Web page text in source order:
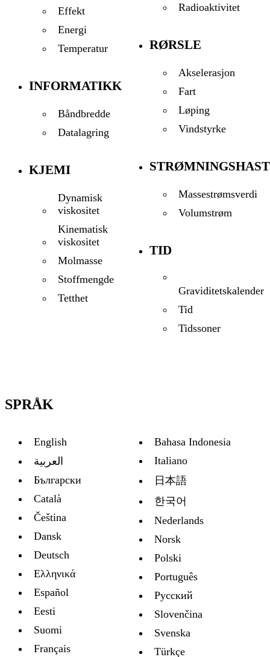
Effekt
Energi
Temperatur
INFORMATIKK
Båndbredde
Datalagring
KJEMI
Dynamisk
viskositet
Kinematisk
viskositet
Molmasse
Stoffmengde
Tetthet
Radioaktivitet
RØRSLE
Akselerasjon
Fart
Løping
Vindstyrke
Massestrømsverdi
Volumstrøm
TID
Graviditetskalender
Tid
Tidssoner
SPRÅK
English
العربية
Български
Català
Čeština
Dansk
Deutsch
Ελληνικά
Español
Eesti
Suomi
Français
Bahasa Indonesia
Italiano
日本語
한국어
Nederlands
Norsk
Polski
Português
Русский
Slovenčina
Svenska
Türkçe